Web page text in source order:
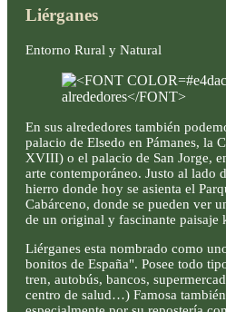
Liérganes
Entorno Rural y Natural
En sus alrededores también
palacio de Elsedo en Pámanes, la
XVIII) o el palacio de San Jorge,
arte contemporáneo. Justo al lado
hierro donde hoy se asienta el
Cabárceno, donde se pueden ver
de un original y fascinante paisaje
Liérganes esta nombrado como
bonitos de España". Posee todo
tren, autobús, bancos,
centro de salud…) Famosa